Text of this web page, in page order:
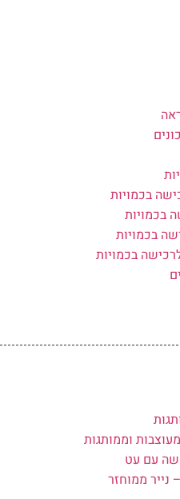
בכמויות
בכמויות
בכמויות
בכמויות
וממותגות
עם עט
ממוחזר